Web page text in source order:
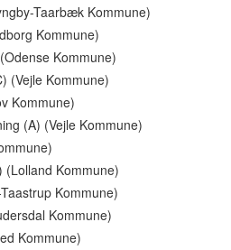
Taarbæk Kommune)
Kommune)
Kommune)
(Vejle Kommune)
Kommune)
(A) (Vejle Kommune)
(Lolland Kommune)
Kommune)
Kommune)
Kommune)